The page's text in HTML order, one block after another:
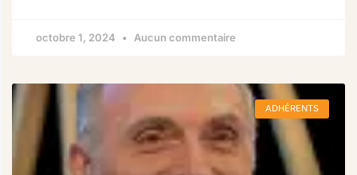
octobre 1, 2024 Aucun commentaire
ADHÉRENTS